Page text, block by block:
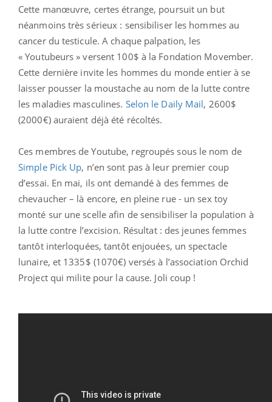
Cette manœuvre, certes étrange, poursuit un but
néanmoins très sérieux : sensibiliser les hommes au
cancer du testicule. A chaque palpation, les
« Youtubeurs » versent 100$ à la Fondation Movember.
Cette dernière invite les hommes du monde entier à se
laisser pousser la moustache au nom de la lutte contre
les maladies masculines. Selon le Daily Mail, 2600$
(2000€) auraient déjà été récoltés.
Ces membres de Youtube, regroupés sous le nom de
Simple Pick Up, n’en sont pas à leur premier coup
d’essai. En mai, ils ont demandé à des femmes de
chevaucher – là encore, en pleine rue - un sex toy
monté sur une scelle afin de sensibiliser la population à
la lutte contre l’excision. Résultat : des jeunes femmes
tantôt interloquées, tantôt enjouées, un spectacle
lunaire, et 1335$ (1070€) versés à l’association Orchid
Project qui milite pour la cause. Joli coup !